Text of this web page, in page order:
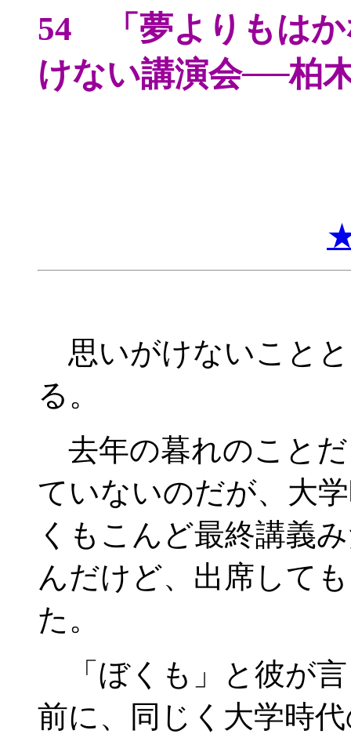
54 「夢よりもはか
けない講演会──柏
思いがけないこと
る。
去年の暮れのこと
ていないのだが、大
くもこんど最終講義
んだけど、出席して
た。
「ぼくも」と彼が
前に、同じく大学時